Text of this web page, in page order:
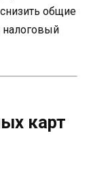
общие
налоговый
карт